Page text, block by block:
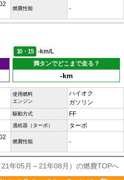
燃費性能 -
10・15
-km/L
満タンでどこまで走る？
-km
使用燃料
エンジン
ハイオク
ガソリン
駆動方式 FF
過給器（ターボ） ターボ
燃費性能 -
年05月～21年08月）の燃費TOPへ